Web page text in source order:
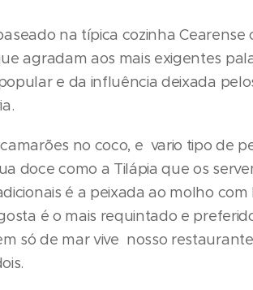
baseado na típica cozinha
agradam aos mais exigentes
e da influência deixada
no coco, e vario tipo de
doce como a Tilápia que os
é a peixada ao molho
é o mais requintado e
só de mar vive nosso